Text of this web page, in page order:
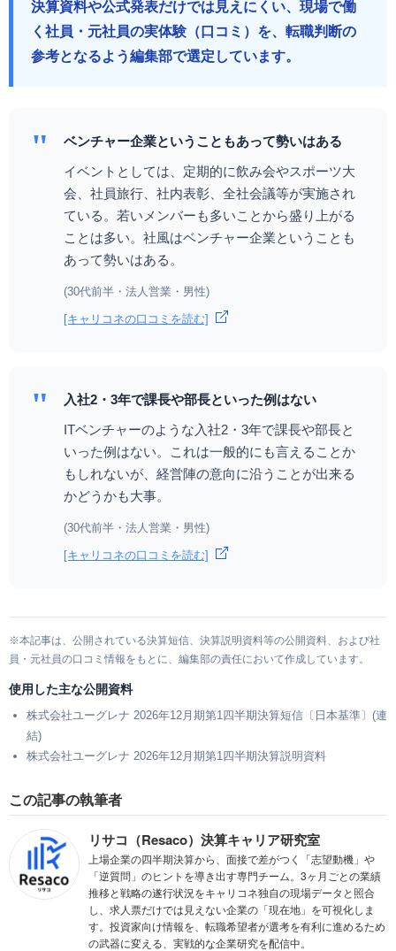
決算資料や公式発表だけでは見えにくい、現場で働
く社員・元社員の実体験（口コミ）を、転職判断の
参考となるよう編集部で選定しています。
"
ベンチャー企業ということもあって勢いはある
イベントとしては、定期的に飲み会やスポーツ大
会、社員旅行、社内表彰、全社会議等が実施され
ている。若いメンバーも多いことから盛り上がる
ことは多い。社風はベンチャー企業ということも
あって勢いはある。
(30代前半・法人営業・男性)
[キャリコネの口コミを読む]
"
入社2・3年で課長や部長といった例はない
ITベンチャーのような入社2・3年で課長や部長と
いった例はない。これは一般的にも言えることか
もしれないが、経営陣の意向に沿うことが出来る
かどうかも大事。
(30代前半・法人営業・男性)
[キャリコネの口コミを読む]
※本記事は、公開されている決算短信、決算説明資料等の公開資料、および社
員・元社員の口コミ情報をもとに、編集部の責任において作成しています。
使用した主な公開資料
株式会社ユーグレナ 2026年12月期第1四半期決算短信〔日本基準〕(連
結)
株式会社ユーグレナ 2026年12月期第1四半期決算説明資料
この記事の執筆者
リサコ（Resaco）決算キャリア研究室
上場企業の四半期決算から、面接で差がつく「志望動機」や
「逆質問」のヒントを導き出す専門チーム。3ヶ月ごとの業績
推移と戦略の遂行状況をキャリコネ独自の現場データと照合
し、求人票だけでは見えない企業の「現在地」を可視化しま
す。投資家向け情報を、転職希望者が選考を有利に進めるため
の武器に変える、実戦的な企業研究を配信中。